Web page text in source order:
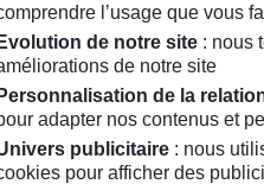
l’usage que vous
Evolution de notre site : nous
de notre site
Personnalisation de la
adapter nos contenus et
publicitaire : nous
pour afficher des